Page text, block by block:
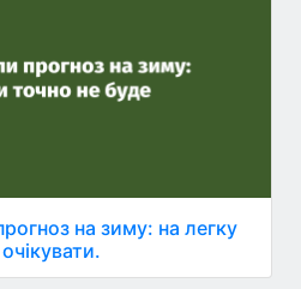
на зиму: на легку